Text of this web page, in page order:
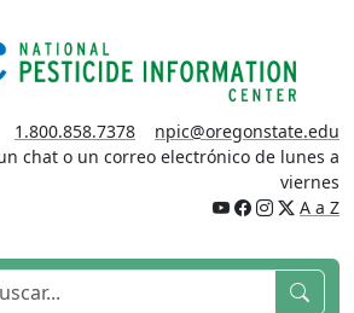
1.800.858.7378
npic@oregonstate.edu
chat o un correo electrónico de lunes a
viernes
A a Z